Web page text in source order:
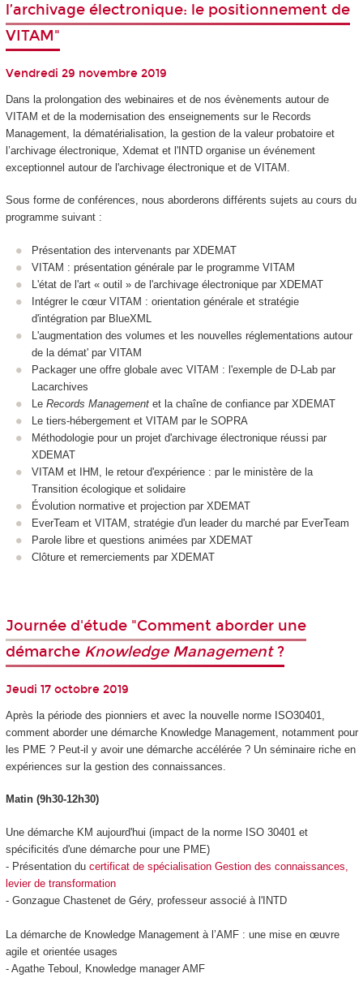
l’archivage électronique: le positionnement de
VITAM"
Vendredi 29 novembre 2019
Dans la prolongation des webinaires et de nos évènements autour de
VITAM et de la modernisation des enseignements sur le Records
Management, la dématérialisation, la gestion de la valeur probatoire et
l’archivage électronique, Xdemat et l'INTD organise un événement
exceptionnel autour de l'archivage électronique et de VITAM.
Sous forme de conférences, nous aborderons différents sujets au cours du
programme suivant :
Présentation des intervenants par XDEMAT
VITAM : présentation générale par le programme VITAM
L'état de l'art « outil » de l'archivage électronique par XDEMAT
Intégrer le cœur VITAM : orientation générale et stratégie
d'intégration par BlueXML
L'augmentation des volumes et les nouvelles réglementations autour
de la démat' par VITAM
Packager une offre globale avec VITAM : l'exemple de D-Lab par
Lacarchives
Le Records Management et la chaîne de confiance par XDEMAT
Le tiers-hébergement et VITAM par le SOPRA
Méthodologie pour un projet d'archivage électronique réussi par
XDEMAT
VITAM et IHM, le retour d'expérience : par le ministère de la
Transition écologique et solidaire
Évolution normative et projection par XDEMAT
EverTeam et VITAM, stratégie d'un leader du marché par EverTeam
Parole libre et questions animées par XDEMAT
Clôture et remerciements par XDEMAT
Journée d'étude "Comment aborder une
démarche Knowledge Management?
Jeudi 17 octobre 2019
Après la période des pionniers et avec la nouvelle norme ISO30401,
comment aborder une démarche Knowledge Management, notamment pour
les PME ? Peut-il y avoir une démarche accélérée ? Un séminaire riche en
expériences sur la gestion des connaissances.
Matin (9h30-12h30)
Une démarche KM aujourd'hui (impact de la norme ISO 30401 et
spécificités d'une démarche pour une PME)
- Présentation du certificat de spécialisation Gestion des connaissances,
levier de transformation
- Gonzague Chastenet de Géry, professeur associé à l'INTD
La démarche de Knowledge Management à l’AMF : une mise en œuvre
agile et orientée usages
- Agathe Teboul, Knowledge manager AMF